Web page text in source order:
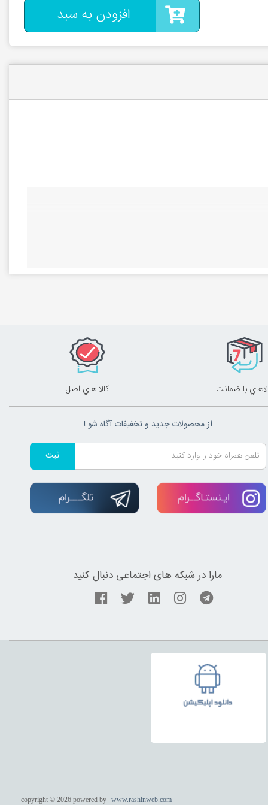
افزودن به سبد
با ضمانت کالا هاي اصل
از محصولات جدید و تخفیفات آگاه شو !
ثبت
مارا در شبکه های اجتماعی دنبال کنید
copyright © 2026 powered by www.rashinweb.com